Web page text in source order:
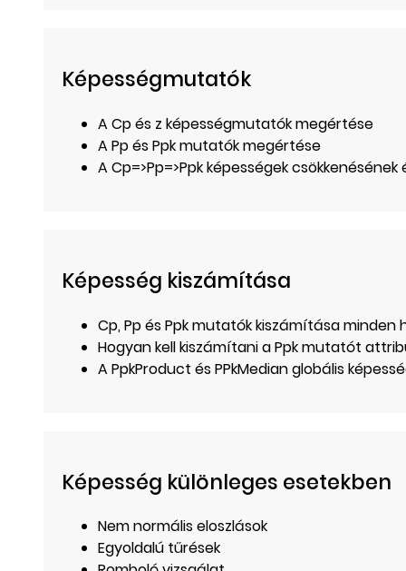
Képességmutatók
A Cp és z képességmutatók megértése
A Pp és Ppk mutatók megértése
A Cp=>Pp=>Ppk képességek
Képesség kiszámítása
Cp, Pp és Ppk mutatók kiszámítása minden
Hogyan kell kiszámítani a Ppk mutatót
A PpkProduct és PPkMedian globális
Képesség különleges esetekben
Nem normális eloszlások
Egyoldalú tűrések